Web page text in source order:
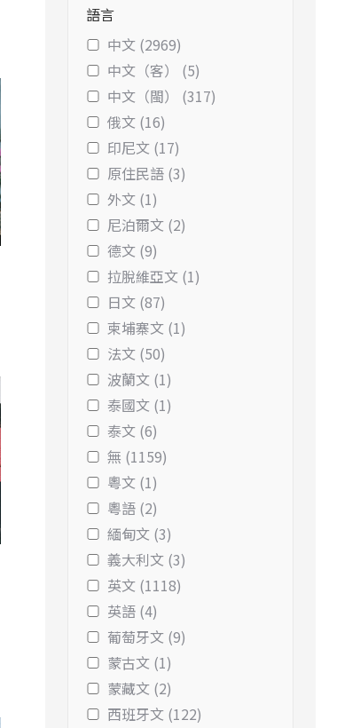
語言
中文 (2969)
中文（客） (5)
中文（閩） (317)
俄文 (16)
印尼文 (17)
原住民語 (3)
外文 (1)
尼泊爾文 (2)
德文 (9)
拉脫維亞文 (1)
日文 (87)
柬埔寨文 (1)
法文 (50)
波蘭文 (1)
泰國文 (1)
泰文 (6)
無 (1159)
粵文 (1)
粵語 (2)
緬甸文 (3)
義大利文 (3)
英文 (1118)
英語 (4)
葡萄牙文 (9)
蒙古文 (1)
蒙藏文 (2)
西班牙文 (122)